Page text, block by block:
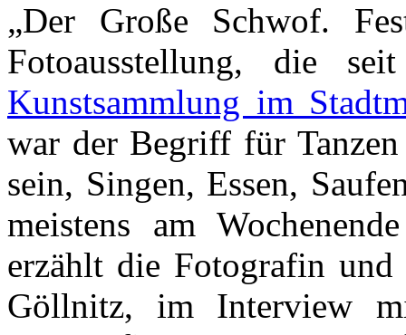
„Der Große Schwof.
Fotoausstellung, die
Kunstsammlung im
war der Begriff für
sein, Singen, Essen,
meistens am
erzählt die Fotografin
Göllnitz, im Interview